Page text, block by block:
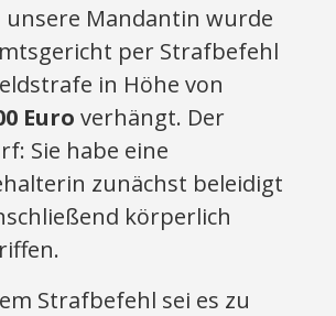
unsere Mandantin wurde
per Strafbefehl
in Höhe von
Euro verhängt. Der
Sie habe eine
zunächst beleidigt
körperlich
Strafbefehl sei es zu